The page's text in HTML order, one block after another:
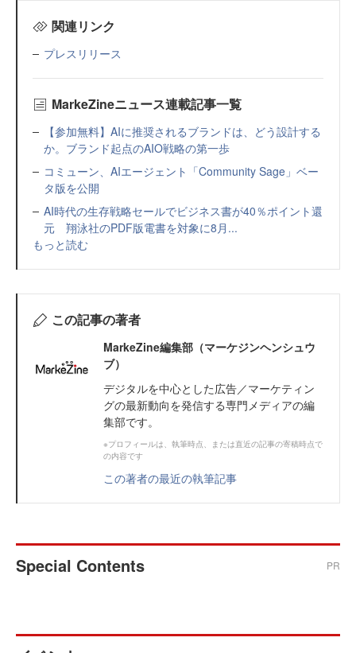
関連リンク
プレスリリース
MarkeZineニュース連載記事一覧
【参加無料】AIに推奨されるブランドは、どう設計する
か。ブランド起点のAIO戦略の第一歩
コミューン、AIエージェント「Community Sage」ベー
タ版を公開
AI時代の生存戦略セールでビジネス書が40％ポイント還
元 翔泳社のPDF版電書を対象に8月...
もっと読む
この記事の著者
MarkeZine編集部（マーケジンヘンシュウ
ブ）
デジタルを中心とした広告／マーケティン
グの最新動向を発信する専門メディアの編
集部です。
※プロフィールは、執筆時点、または直近の記事の寄稿時点で
の内容です
この著者の最近の執筆記事
Special Contents PR